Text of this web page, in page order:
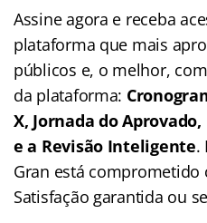
Assine agora e receba
plataforma que mais
públicos e, o melhor,
da plataforma:
X, Jornada do
e a Revisão Inteligente.
Gran está comprometido
Satisfação garantida ou